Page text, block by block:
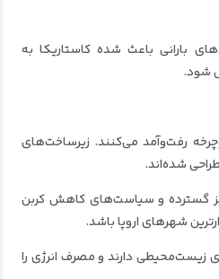
بارانی باعث شده کاستاریکا به
شود.
رفت‌وآمد می‌کنند. زیرساخت‌های
شده‌اند.
گسترده و سیاست‌های کاهش کربن
شهرهای اروپا باشد.
زیست‌محیطی دارند و مصرف انرژی را